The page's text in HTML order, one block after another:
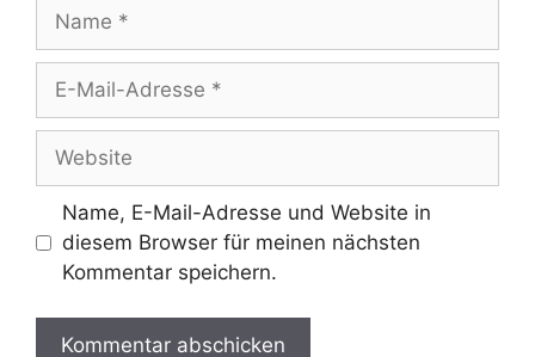
Mail-
Adresse
Name, E-Mail-Adresse und Website in
diesem Browser für meinen nächsten
Kommentar speichern.